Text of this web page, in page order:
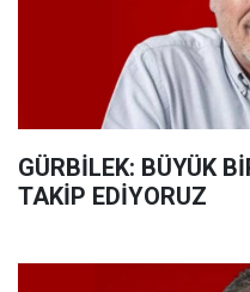
GÜRBİLEK: BÜYÜK
TAKİP EDİYORUZ